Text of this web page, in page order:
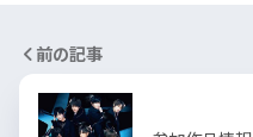
前の記事